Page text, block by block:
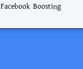
Facebook Boosting